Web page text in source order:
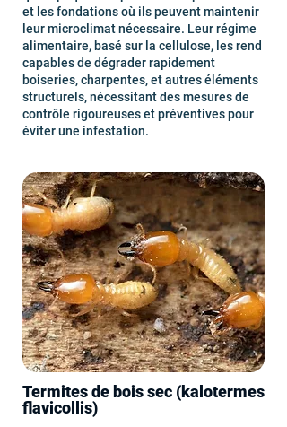
et les fondations où ils peuvent maintenir
leur microclimat nécessaire. Leur régime
alimentaire, basé sur la cellulose, les rend
capables de dégrader rapidement
boiseries, charpentes, et autres éléments
structurels, nécessitant des mesures de
contrôle rigoureuses et préventives pour
éviter une infestation.
Termites de bois sec (kalotermes
flavicollis)